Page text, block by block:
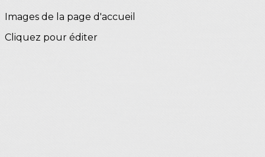
Images de la page d'accueil
Cliquez pour éditer